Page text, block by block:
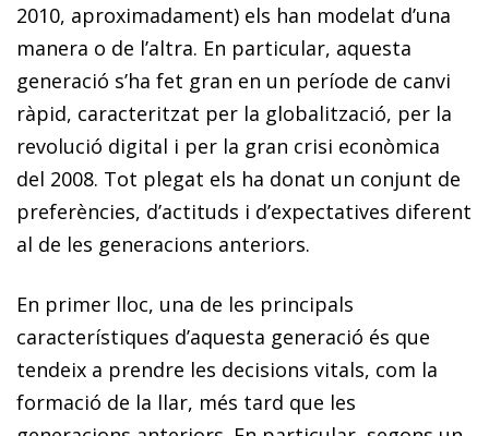
2010, aproximadament) els han modelat d’una
manera o de l’altra. En particular, aquesta
generació s’ha fet gran en un període de canvi
ràpid, caracteritzat per la globalització, per la
revolució digital i per la gran crisi econòmica
del 2008. Tot plegat els ha donat un conjunt de
preferències, d’actituds i d’expectatives diferent
al de les generacions anteriors.
En primer lloc, una de les principals
característiques d’aquesta generació és que
tendeix a prendre les decisions vitals, com la
formació de la llar, més tard que les